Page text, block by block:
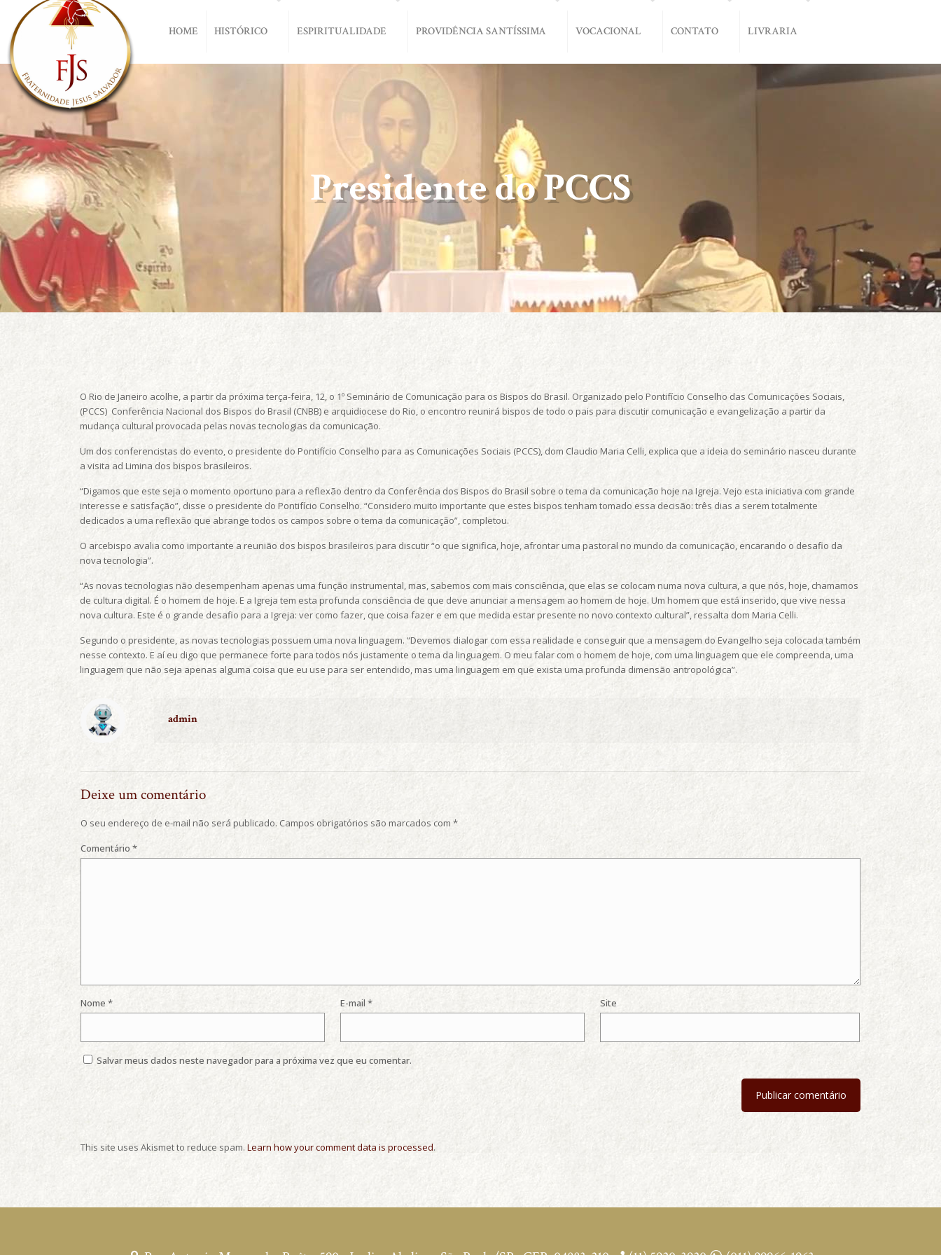
HOME HISTÓRICO ESPIRITUALIDADE PROVIDÊNCIA SANTÍSSIMA VOCACIONAL CONTATO LIVRARIA
Presidente do PCCS
O Rio de Janeiro acolhe, a partir da próxima terça-feira, 12, o 1º Seminário de Comunicação para os Bispos do Brasil. Organizado pelo Pontifício Conselho das Comunicações Sociais,
(PCCS) Conferência Nacional dos Bispos do Brasil (CNBB) e arquidiocese do Rio, o encontro reunirá bispos de todo o pais para discutir comunicação e evangelização a partir da
mudança cultural provocada pelas novas tecnologias da comunicação.
Um dos conferencistas do evento, o presidente do Pontifício Conselho para as Comunicações Sociais (PCCS), dom Claudio Maria Celli, explica que a ideia do seminário nasceu durante
a visita ad Limina dos bispos brasileiros.
“Digamos que este seja o momento oportuno para a reflexão dentro da Conferência dos Bispos do Brasil sobre o tema da comunicação hoje na Igreja. Vejo esta iniciativa com grande
interesse e satisfação”, disse o presidente do Pontifício Conselho. “Considero muito importante que estes bispos tenham tomado essa decisão: três dias a serem totalmente
dedicados a uma reflexão que abrange todos os campos sobre o tema da comunicação”, completou.
O arcebispo avalia como importante a reunião dos bispos brasileiros para discutir “o que significa, hoje, afrontar uma pastoral no mundo da comunicação, encarando o desafio da
nova tecnologia”.
“As novas tecnologias não desempenham apenas uma função instrumental, mas, sabemos com mais consciência, que elas se colocam numa nova cultura, a que nós, hoje, chamamos
de cultura digital. É o homem de hoje. E a Igreja tem esta profunda consciência de que deve anunciar a mensagem ao homem de hoje. Um homem que está inserido, que vive nessa
nova cultura. Este é o grande desafio para a Igreja: ver como fazer, que coisa fazer e em que medida estar presente no novo contexto cultural”, ressalta dom Maria Celli.
Segundo o presidente, as novas tecnologias possuem uma nova linguagem. “Devemos dialogar com essa realidade e conseguir que a mensagem do Evangelho seja colocada também
nesse contexto. E aí eu digo que permanece forte para todos nós justamente o tema da linguagem. O meu falar com o homem de hoje, com uma linguagem que ele compreenda, uma
linguagem que não seja apenas alguma coisa que eu use para ser entendido, mas uma linguagem em que exista uma profunda dimensão antropológica”.
admin
Deixe um comentário
O seu endereço de e-mail não será publicado. Campos obrigatórios são marcados com *
Comentário *
Nome * E-mail * Site
Salvar meus dados neste navegador para a próxima vez que eu comentar.
This site uses Akismet to reduce spam. Learn how your comment data is processed.